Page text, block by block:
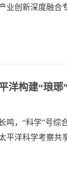
业创新深度融合
洋构建“琅
鸣，“科学”号
平洋科学考察共